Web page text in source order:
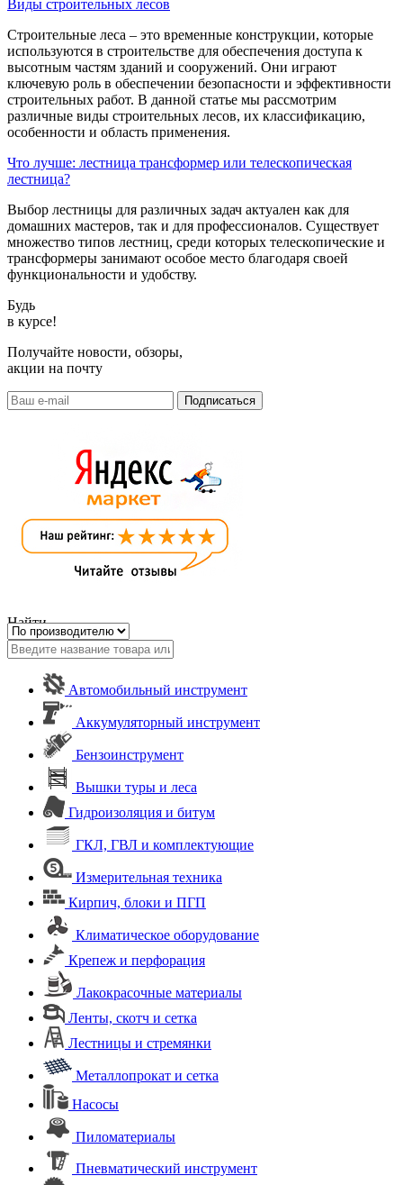
Виды строительных лесов
Строительные леса – это временные конструкции, которые
используются в строительстве для обеспечения доступа к
высотным частям зданий и сооружений. Они играют
ключевую роль в обеспечении безопасности и эффективности
строительных работ. В данной статье мы рассмотрим
различные виды строительных лесов, их классификацию,
особенности и область применения.
Что лучше: лестница трансформер или телескопическая
лестница?
Выбор лестницы для различных задач актуален как для
домашних мастеров, так и для профессионалов. Существует
множество типов лестниц, среди которых телескопические и
трансформеры занимают особое место благодаря своей
функциональности и удобству.
Будь
в курсе!
Получайте новости, обзоры,
акции на почту
Найти
Автомобильный инструмент
Аккумуляторный инструмент
Бензоинструмент
Вышки туры и леса
Гидроизоляция и битум
ГКЛ, ГВЛ и комплектующие
Измерительная техника
Кирпич, блоки и ПГП
Климатическое оборудование
Крепеж и перфорация
Лакокрасочные материалы
Ленты, скотч и сетка
Лестницы и стремянки
Металлопрокат и сетка
Насосы
Пиломатериалы
Пневматический инструмент